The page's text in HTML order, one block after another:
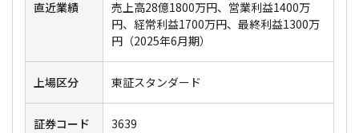
直近業績
売上高28億1800万円、営業利益1400万
円、経常利益1700万円、最終利益1300万
円（2025年6月期）
上場区分 東証スタンダード
証券コード 3639